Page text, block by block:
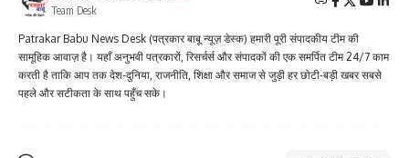
Team Desk
Patrakar Babu News Desk (पत्रकार बाबू न्यूज़ डेस्क) हमारी पूरी संपादकीय टीम की
सामूहिक आवाज़ है। यहाँ अनुभवी पत्रकारों, रिसर्चर्स और संपादकों की एक समर्पित टीम 24/7 काम
करती है ताकि आप तक देश-दुनिया, राजनीति, शिक्षा और समाज से जुड़ी हर छोटी-बड़ी खबर सबसे
पहले और सटीकता के साथ पहुँच सके।